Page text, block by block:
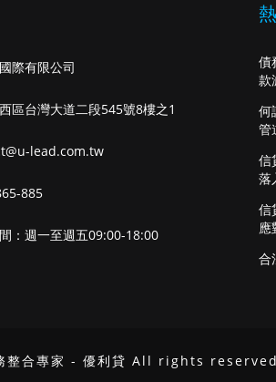
際有限公司
區台灣大道二段545號8樓之1
lead.com.tw
885
：週一至週五09:00-18:00
債
款
何
管
信
落
信
應
合
整合專家 - 優利貸 All rights